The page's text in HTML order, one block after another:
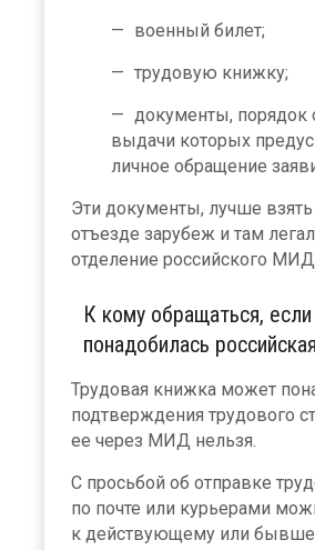
военный билет;
трудовую книжку;
документы, порядок
выдачи которых
личное обращение
Эти документы, лучше взять
отъезде зарубеж и там
отделение российского
К кому обращаться,
понадобилась
Трудовая книжка может
подтверждения трудового
ее через МИД нельзя.
С просьбой об отправке
по почте или курьерами
к действующему или